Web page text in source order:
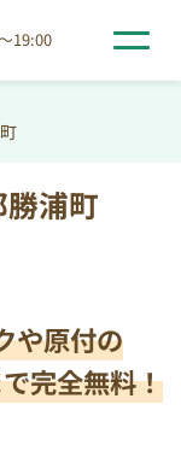
19:00
浦町
や原付の
完全無料！